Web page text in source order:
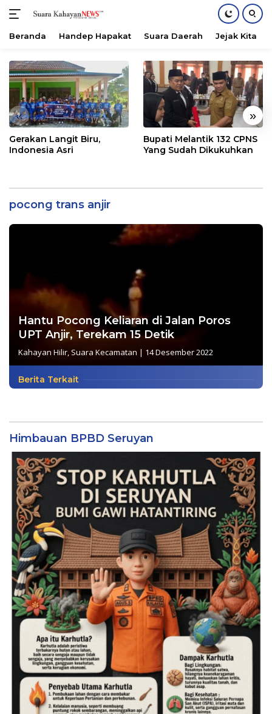
konten
Beranda Handep Hapakat Suara Daerah Jejak Kita
« »
Gerakan Langit Biru,
Indonesia Asri
Bupati Melantik 132 CPNS
Yang Sudah Dikukuhkan
pocong trans anjir
Hantu Pocong Keliaran di Jalan Poros
UPT Anjir, Terekam 15 Detik
Kahayan Hilir, Suara Kecamatan | 14 Desember 2022
Berita Terkait
Himbauan BPBD Seruyan